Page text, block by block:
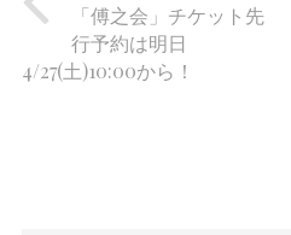
「傅之会」チケット先
行予約は明日
4/27(土)10:00から！